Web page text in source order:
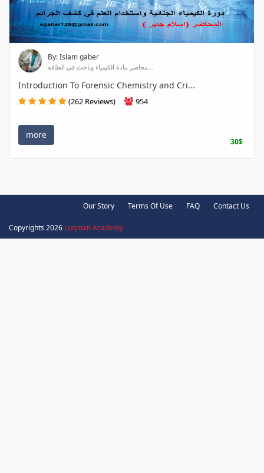
By: Islam gaber
محاضر مادة الكيمياء وباحث في الطاقة...
Introduction To Forensic Chemistry and Cri...
(262 Reviews) 954
more
30$
Our Story Terms Of Use FAQ Contact Us
Copyrights 2026 Luqman Academy